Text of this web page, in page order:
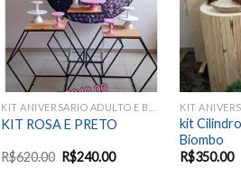
KIT ROSA E PRETO
R$620.00 R$240.00
kit
Biombo
R$350.00